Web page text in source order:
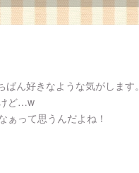
ん好きなような気がします。
ど…w
ぁって思うんだよね！